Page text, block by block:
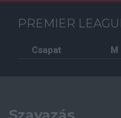
PREMIER
Csapat M
Szavazás